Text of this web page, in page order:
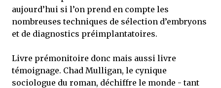
aujourd’hui si l’on prend en compte les
nombreuses techniques de sélection d’embryons
et de diagnostics préimplantatoires.
Livre prémonitoire donc mais aussi livre
témoignage. Chad Mulligan, le cynique
sociologue du roman, déchiffre le monde - tant